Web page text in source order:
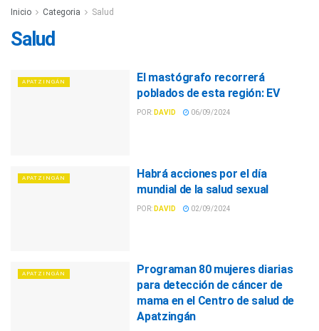
Inicio Categoria Salud
Salud
APATZINGÁN
El mastógrafo recorrerá
poblados de esta región: EV
POR: DAVID 06/09/2024
APATZINGÁN
Habrá acciones por el día
mundial de la salud sexual
POR: DAVID 02/09/2024
APATZINGÁN
Programan 80 mujeres diarias
para detección de cáncer de
mama en el Centro de salud de
Apatzingán